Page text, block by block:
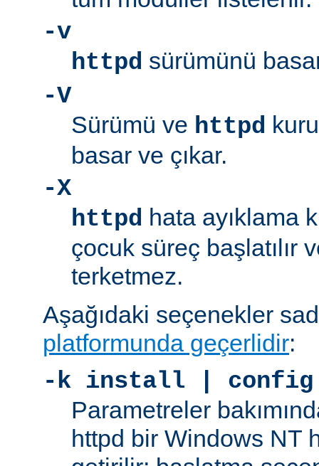
-v
httpd sürümünü
-V
Sürümü ve httpd
basar ve çıkar.
-X
httpd hata ayıklama
çocuk süreç başlatılır
terketmez.
Aşağıdaki seçenekler
platformunda geçerlidir:
-k install |
Parametreler
httpd bir Windows NT